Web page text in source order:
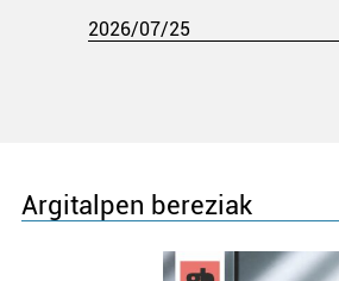
2026/07/25
Argitalpen bereziak